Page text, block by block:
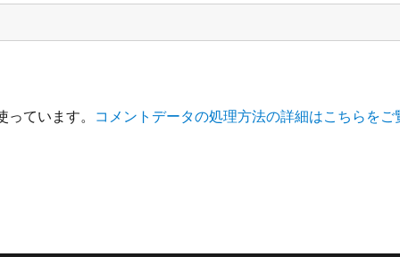
ています。 コメントデータの処理方法の詳細はこちらをご